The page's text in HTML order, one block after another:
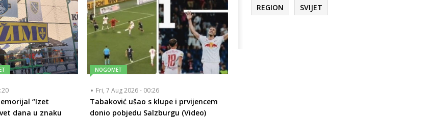
“Izet
dana u znaku
NOGOMET
Fri, 7 Aug 2026 - 00:26
Tabaković ušao s klupe i prvijencem
donio pobjedu Salzburgu (Video)
REGION SVIJET